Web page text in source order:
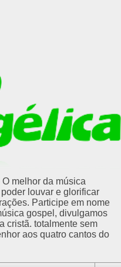
melhor da música
louvar e glorificar
Participe em nome
gospel, divulgamos
cristã. totalmente sem
aos quatro cantos do